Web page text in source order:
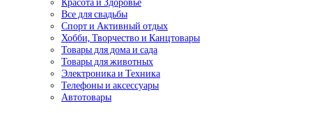
Все для свадьбы
Спорт и Активный отдых
Хобби, Творчество и Канцтовары
Товары для дома и сада
Товары для животных
Электроника и Техника
Телефоны и аксессуары
Автотовары